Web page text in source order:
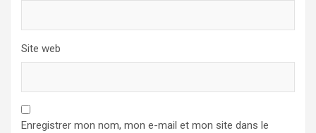
Site web
Enregistrer mon nom, mon e-mail et mon site dans le